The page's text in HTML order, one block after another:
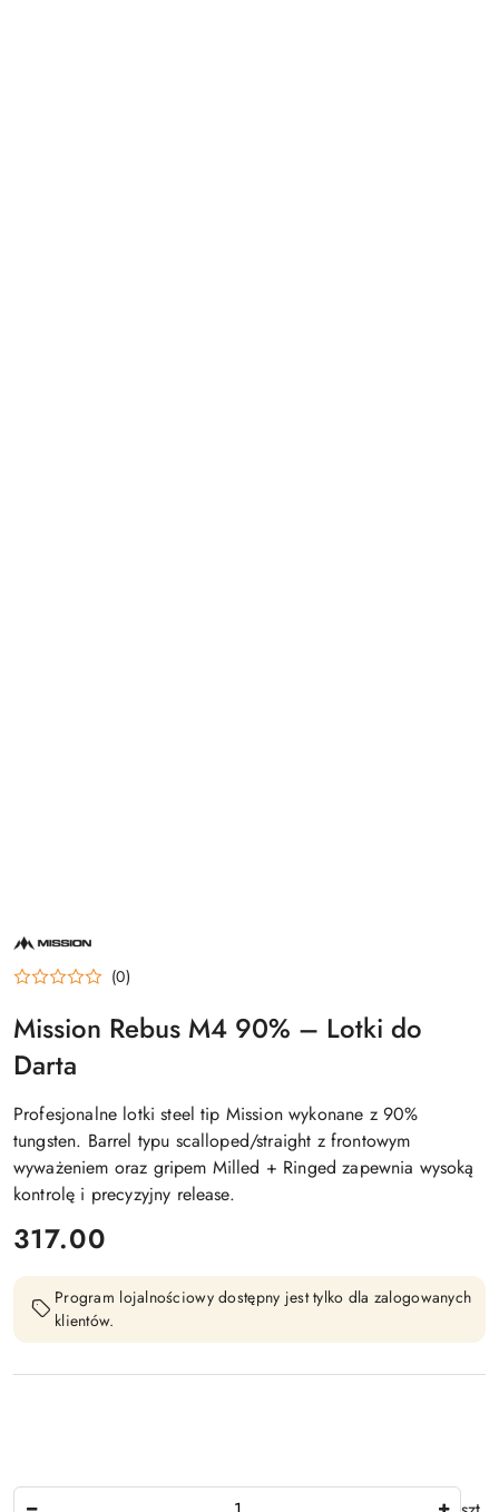
NAZWA
PRODUCENTA:
MISSION (0)
Mission Rebus M4 90% – Lotki do
Darta
Profesjonalne lotki steel tip Mission wykonane z 90%
tungsten. Barrel typu scalloped/straight z frontowym
wyważeniem oraz gripem Milled + Ringed zapewnia wysoką
kontrolę i precyzyjny release.
cena:
317.00
Program lojalnościowy dostępny jest tylko dla zalogowanych
klientów.